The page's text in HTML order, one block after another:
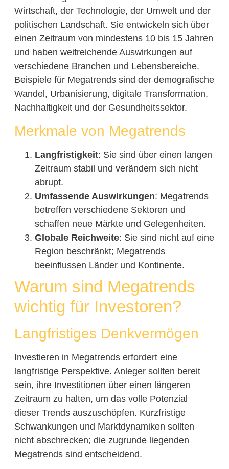
Wirtschaft, der Technologie, der Umwelt und der
politischen Landschaft. Sie entwickeln sich über
einen Zeitraum von mindestens 10 bis 15 Jahren
und haben weitreichende Auswirkungen auf
verschiedene Branchen und Lebensbereiche.
Beispiele für Megatrends sind der demografische
Wandel, Urbanisierung, digitale Transformation,
Nachhaltigkeit und der Gesundheitssektor.
Merkmale von Megatrends
Langfristigkeit: Sie sind über einen langen
Zeitraum stabil und verändern sich nicht
abrupt.
Umfassende Auswirkungen: Megatrends
betreffen verschiedene Sektoren und
schaffen neue Märkte und Gelegenheiten.
Globale Reichweite: Sie sind nicht auf eine
Region beschränkt; Megatrends
beeinflussen Länder und Kontinente.
Warum sind Megatrends
wichtig für Investoren?
Langfristiges Denkvermögen
Investieren in Megatrends erfordert eine
langfristige Perspektive. Anleger sollten bereit
sein, ihre Investitionen über einen längeren
Zeitraum zu halten, um das volle Potenzial
dieser Trends auszuschöpfen. Kurzfristige
Schwankungen und Marktdynamiken sollten
nicht abschrecken; die zugrunde liegenden
Megatrends sind entscheidend.